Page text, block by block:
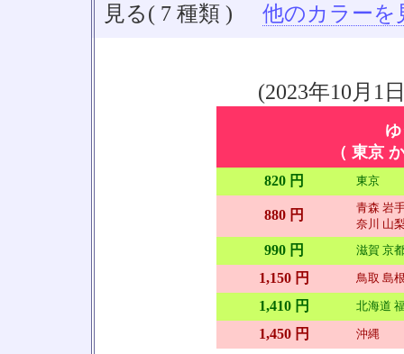
見る( 7 種類 )
他のカラーを
(2023年10月1
（ 東京
820 円 東京
880 円
青森 岩
奈川 山
990 円 滋賀 京
1,150 円 鳥取 島
1,410 円 北海道
1,450 円 沖縄